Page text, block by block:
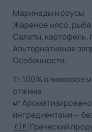
Маринады и соусы
Жареное мясо,
Салаты, картофель,
Альтернативная
Особенности:
🍈 100% оливковое
отжима
🌿
ингредиентами —
🇬🇷 Греческий